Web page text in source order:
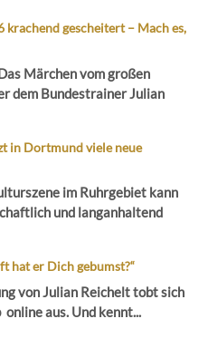
krachend gescheitert – Mach es,
Märchen vom großen
dem Bundestrainer Julian
in Dortmund viele neue
im Ruhrgebiet kann
und langanhaltend
hat er Dich gebumst?“
von Julian Reichelt tobt sich
aus. Und kennt...